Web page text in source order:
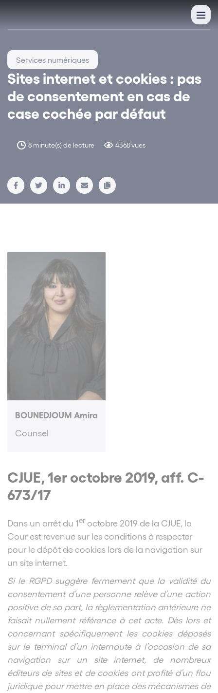
Sites internet et cookies : pas
de consentement en cas de
case cochée par défaut
8 minute(s) de lecture 4368 vues
Services numériques
BOUNEDJOUM Amira
Counsel
CJUE, 1er octobre 2019, aff. C-
673/17
Dans un arrêt du 1er octobre 2019 de la CJUE, la
Cour est revenue sur les conditions à respecter
pour le dépôt de cookies lors de la navigation sur
un site internet.
Si le RGPD suggère fermement que la validité du
consentement d’une personne relève d’une action
positive de sa part, la règlementation antérieure ne
faisait nullement référence à cet acte. Dès lors et
concernant spécifiquement les cookies déposés
sur le terminal d’un internaute à l’occasion de sa
navigation sur un site internet, de nombreux
éditeurs de sites et de cookies ont profité d’un flou
juridique pour mettre en place des mécanismes de